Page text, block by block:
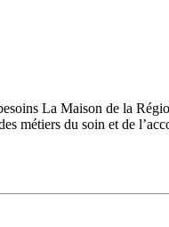
La Maison de la
du soin et de